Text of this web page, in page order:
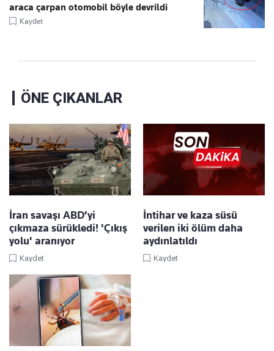
araca çarpan otomobil böyle devrildi
Kaydet
ÖNE ÇIKANLAR
İran savaşı ABD’yi
çıkmaza sürükledi! 'Çıkış
yolu' aranıyor
Kaydet
İntihar ve kaza süsü
verilen iki ölüm daha
aydınlatıldı
Kaydet